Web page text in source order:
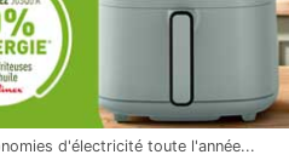
d'électricité toute l'année...